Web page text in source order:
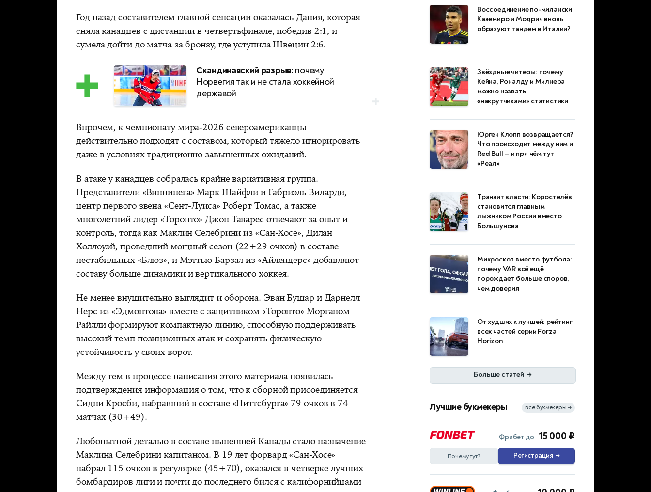
Год назад составителем главной сенсации оказалась Дания, которая
сняла канадцев с дистанции в четвертьфинале, победив 2:1, и
сумела дойти до матча за бронзу, где уступила Швеции 2:6.
Скандинавский разрыв: почему
Норвегия так и не стала хоккейной
державой
Впрочем, к чемпионату мира-2026 североамериканцы
действительно подходят с составом, который тяжело игнорировать
даже в условиях традиционно завышенных ожиданий.
В атаке у канадцев собралась крайне вариативная группа.
Представители «Виннипега» Марк Шайфли и Габриэль Виларди,
центр первого звена «Сент-Луиса» Роберт Томас, а также
многолетний лидер «Торонто» Джон Таварес отвечают за опыт и
контроль, тогда как Маклин Селебрини из «Сан-Хосе», Дилан
Холлоуэй, проведший мощный сезон (22+29 очков) в составе
нестабильных «Блюз», и Мэттью Барзал из «Айлендерс» добавляют
составу больше динамики и вертикального хоккея.
Не менее внушительно выглядит и оборона. Эван Бушар и Дарнелл
Нерс из «Эдмонтона» вместе с защитником «Торонто» Морганом
Райлли формируют компактную линию, способную поддерживать
высокий темп позиционных атак и сохранять физическую
устойчивость у своих ворот.
Между тем в процессе написания этого материала появилась
подтверждения информация о том, что к сборной присоединяется
Сидни Кросби, набравший в составе «Питтсбурга» 79 очков в 74
матчах (30+49).
Любопытной деталью в составе нынешней Канады стало назначение
Маклина Селебрини капитаном. В 19 лет форвард «Сан-Хосе»
набрал 115 очков в регулярке (45+70), оказался в четверке лучших
бомбардиров лиги и почти до последнего бился с калифорнийцами
Воссоединение по-милански:
Каземиро и Модрич вновь
образуют тандем в Италии?
Звёздные читеры: почему
Кейна, Роналду и Милнера
можно назвать
«накрутчиками» статистики
Юрген Клопп возвращается?
Что происходит между ним и
Red Bull — и при чём тут
«Реал»
Транзит власти: Коростелёв
становится главным
лыжником России вместо
Большунова
Микроскоп вместо футбола:
почему VAR всё ещё
порождает больше споров,
чем доверия
От худших к лучшей: рейтинг
всех частей серии Forza
Horizon
Больше статей →
Лучшие букмекеры все букмекеры →
Фрибет до 15 000 ₽
Почему тут? Регистрация →